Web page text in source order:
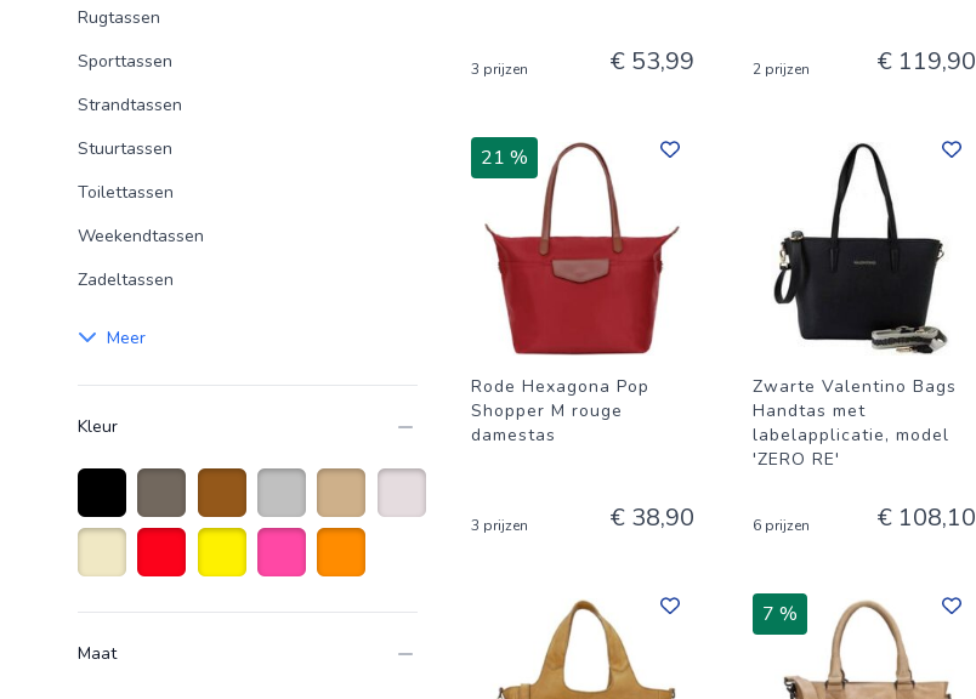
Rugtassen
Sporttassen
Strandtassen
Stuurtassen
Toilettassen
Weekendtassen
Zadeltassen
Meer
Kleur
Zwart taupe Bruin Zilver Zandkleurig
Maat
3 prijzen € 53,99 2 prijzen € 119,90
21 %
Rode Hexagona Pop
Shopper M rouge
damestas
3 prijzen € 38,90
Zwarte Valentino Bags
Handtas met
labelapplicatie, model
'ZERO RE'
6 prijzen € 108,10
7 %